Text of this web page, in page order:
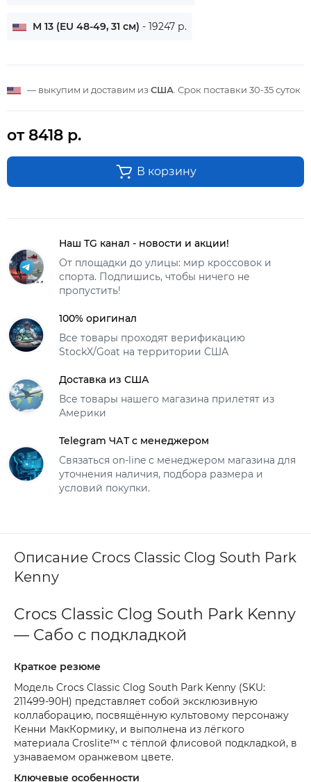
M 13 (EU 48-49, 31 см) - 19247 р.
— выкупим и доставим из США . Срок поставки 30-35 суток
от 8418 р.
В корзину
Наш TG канал - новости и акции!
От площадки до улицы: мир кроссовок и
спорта. Подпишись, чтобы ничего не
пропустить!
100% оригинал
Все товары проходят верификацию
StockX/Goat на территории США
Доставка из США
Все товары нашего магазина прилетят из
Америки
Telegram ЧАТ с менеджером
Связаться on-line с менеджером магазина для
уточнения наличия, подбора размера и
условий покупки.
Описание Crocs Classic Clog South Park
Kenny
Crocs Classic Clog South Park Kenny
— Сабо с подкладкой
Краткое резюме
Модель Crocs Classic Clog South Park Kenny (SKU:
211499-90H) представляет собой эксклюзивную
коллаборацию, посвящённую культовому персонажу
Кенни МакКормику, и выполнена из лёгкого
материала Croslite™ с тёплой флисовой подкладкой, в
узнаваемом оранжевом цвете.
Ключевые особенности